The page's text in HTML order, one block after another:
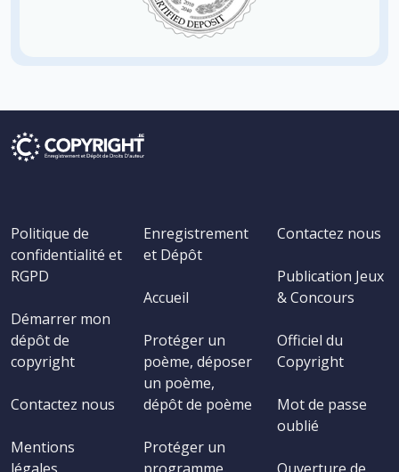
Politique de
confidentialité et
RGPD
Démarrer mon
dépôt de
copyright
Contactez nous
Mentions
Enregistrement
et Dépôt
Accueil
Protéger un
poème, déposer
un poème,
dépôt de poème
Protéger un
Contactez nous
Publication Jeux
& Concours
Officiel du
Copyright
Mot de passe
oublié